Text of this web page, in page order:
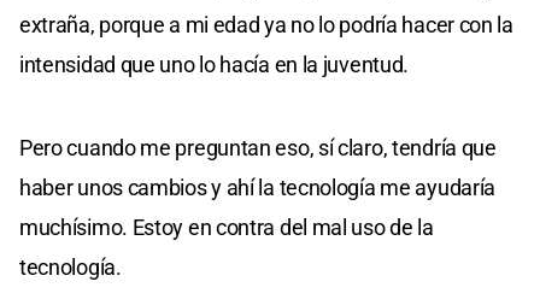
extraña, porque a mi edad ya no lo podría hacer con la
intensidad que uno lo hacía en la juventud.
Pero cuando me preguntan eso, sí claro, tendría que
haber unos cambios y ahí la tecnología me ayudaría
muchísimo. Estoy en contra del mal uso de la
tecnología.